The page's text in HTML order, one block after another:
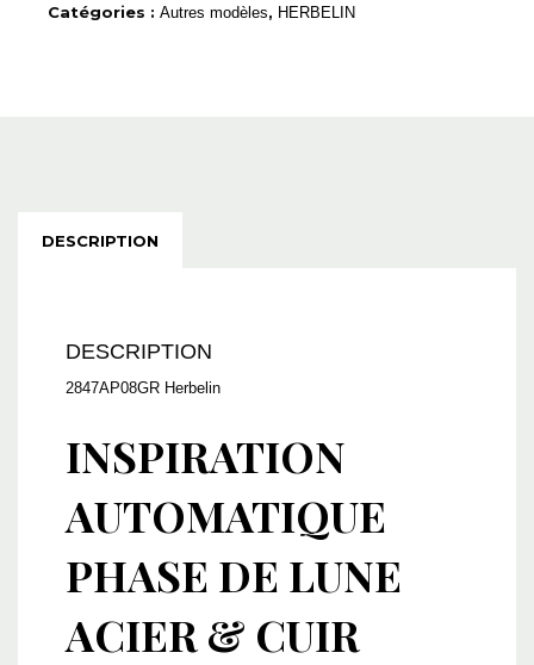
Catégories : Autres modèles, HERBELIN
DESCRIPTION
DESCRIPTION
2847AP08GR Herbelin
INSPIRATION
AUTOMATIQUE
PHASE DE LUNE
ACIER & CUIR